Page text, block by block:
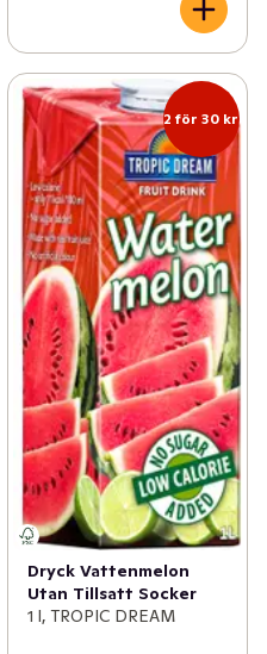
2 för 30 kr
Dryck Vattenmelon
Utan Tillsatt Socker
1 l, TROPIC DREAM